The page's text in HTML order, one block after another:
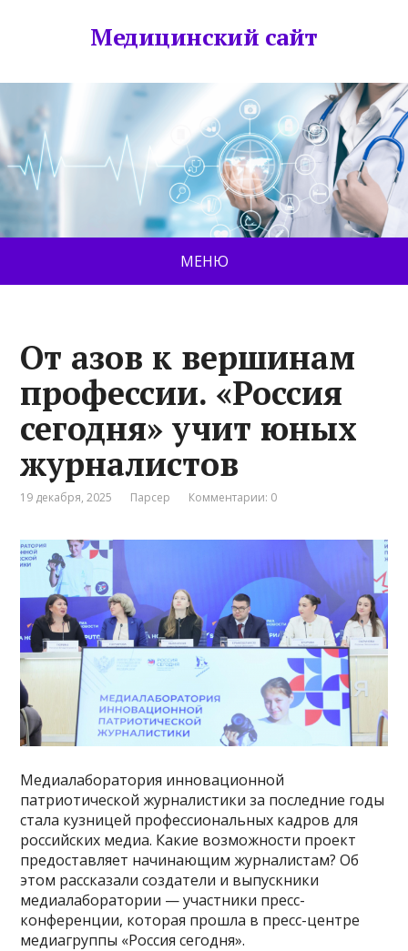
Медицинский сайт
МЕНЮ
От азов к вершинам
профессии. «Россия
сегодня» учит юных
журналистов
19 декабря, 2025 Парсер Комментарии: 0
Медиалаборатория инновационной
патриотической журналистики за последние годы
стала кузницей профессиональных кадров для
российских медиа. Какие возможности проект
предоставляет начинающим журналистам? Об
этом рассказали создатели и выпускники
медиалаборатории — участники пресс-
конференции, которая прошла в пресс-центре
медиагруппы «Россия сегодня».